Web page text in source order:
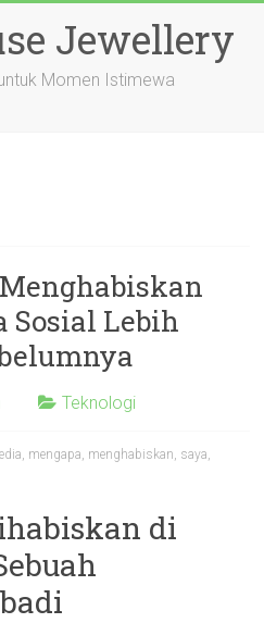
Jewellery
Momen Istimewa
Sosial Lebih
Teknologi
, mengapa, menghabiskan, saya,
di